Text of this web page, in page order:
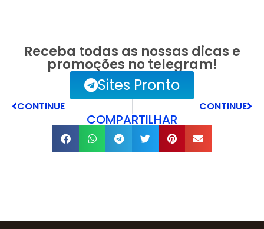
Receba todas as nossas dicas e
promoções no telegram!
Sites Pronto
CONTINUE CONTINUE
COMPARTILHAR